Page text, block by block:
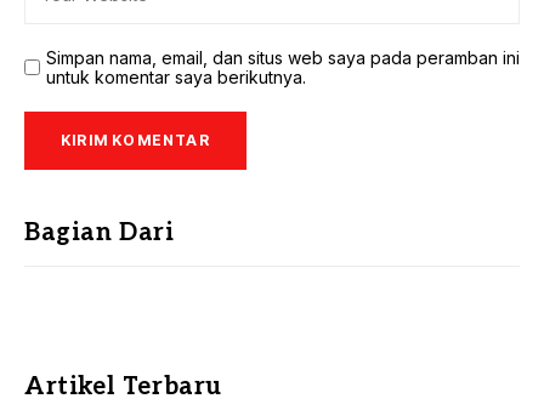
Simpan nama, email, dan situs web saya pada peramban ini
untuk komentar saya berikutnya.
Bagian Dari
Artikel Terbaru